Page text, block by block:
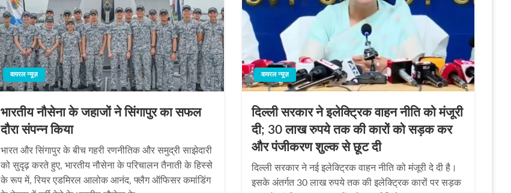
वायरल न्यूज़
भारतीय नौसेना के जहाजों ने सिंगापुर का सफल
दौरा संपन्न किया
भारत और सिंगापुर के बीच गहरी रणनीतिक और समुद्री साझेदारी
को सुदृढ़ करते हुए, भारतीय नौसेना के परिचालन तैनाती के हिस्से
के रूप में, रियर एडमिरल आलोक आनंद, फ्लैग ऑफिसर कमांडिंग
वायरल न्यूज़
दिल्ली सरकार ने इलेक्ट्रिक वाहन नीति को मंजूरी
दी; 30 लाख रुपये तक की कारों को सड़क कर
और पंजीकरण शुल्क से छूट दी
दिल्ली सरकार ने नई इलेक्ट्रिक वाहन नीति को मंजूरी दे दी है।
इसके अंतर्गत 30 लाख रुपये तक की इलेक्ट्रिक कारों पर सड़क